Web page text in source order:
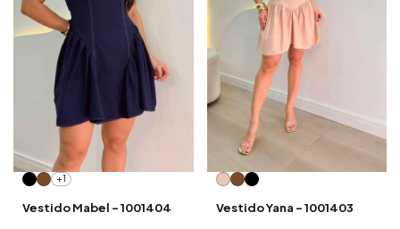
+1
Vestido Mabel - 1001404 Vestido Yana - 1001403